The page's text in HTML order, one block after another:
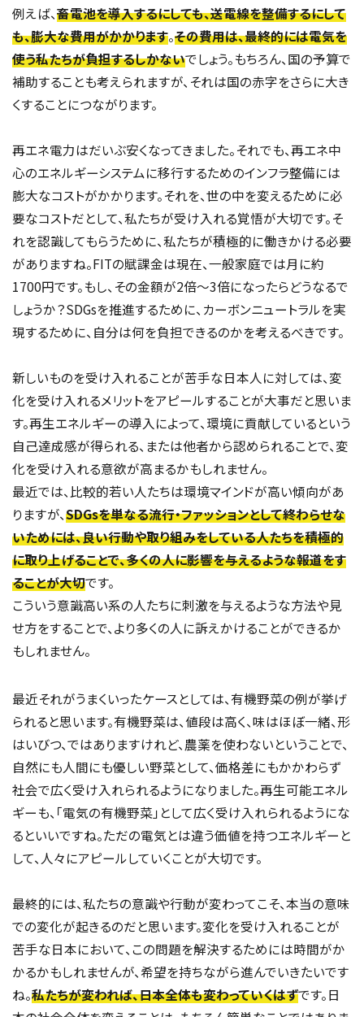
例えば、畜電池を導入するにしても、送電線を整備するにして
も、膨大な費用がかかります。その費用は、最終的には電気を
使う私たちが負担するしかないでしょう。もちろん、国の予算で
補助することも考えられますが、それは国の赤字をさらに大き
くすることにつながります。
再エネ電力はだいぶ安くなってきました。それでも、再エネ中
心のエネルギーシステムに移行するためのインフラ整備には
膨大なコストがかかります。それを、世の中を変えるために必
要なコストだとして、私たちが受け入れる覚悟が大切です。そ
れを認識してもらうために、私たちが積極的に働きかける必要
がありますね。FITの賦課金は現在、一般家庭では月に約
1700円です。もし、その金額が2倍〜3倍になったらどうなるで
しょうか？SDGsを推進するために、カーボンニュートラルを実
現するために、自分は何を負担できるのかを考えるべきです。
新しいものを受け入れることが苦手な日本人に対しては、変
化を受け入れるメリットをアピールすることが大事だと思いま
す。再生エネルギーの導入によって、環境に貢献しているという
自己達成感が得られる、または他者から認められることで、変
化を受け入れる意欲が高まるかもしれません。
最近では、比較的若い人たちは環境マインドが高い傾向があ
りますが、SDGsを単なる流行・ファッションとして終わらせな
いためには、良い行動や取り組みをしている人たちを積極的
に取り上げることで、多くの人に影響を与えるような報道をす
ることが大切です。
こういう意識高い系の人たちに刺激を与えるような方法や見
せ方をすることで、より多くの人に訴えかけることができるか
もしれません。
最近それがうまくいったケースとしては、有機野菜の例が挙げ
られると思います。有機野菜は、値段は高く、味はほぼ一緒、形
はいびつ、ではありますけれど、農薬を使わないということで、
自然にも人間にも優しい野菜として、価格差にもかかわらず
社会で広く受け入れられるようになりました。再生可能エネル
ギーも、「電気の有機野菜」として広く受け入れられるようにな
るといいですね。ただの電気とは違う価値を持つエネルギーと
して、人々にアピールしていくことが大切です。
最終的には、私たちの意識や行動が変わってこそ、本当の意味
での変化が起きるのだと思います。変化を受け入れることが
苦手な日本において、この問題を解決するためには時間がか
かるかもしれませんが、希望を持ちながら進んでいきたいです
ね。私たちが変われば、日本全体も変わっていくはずです。日